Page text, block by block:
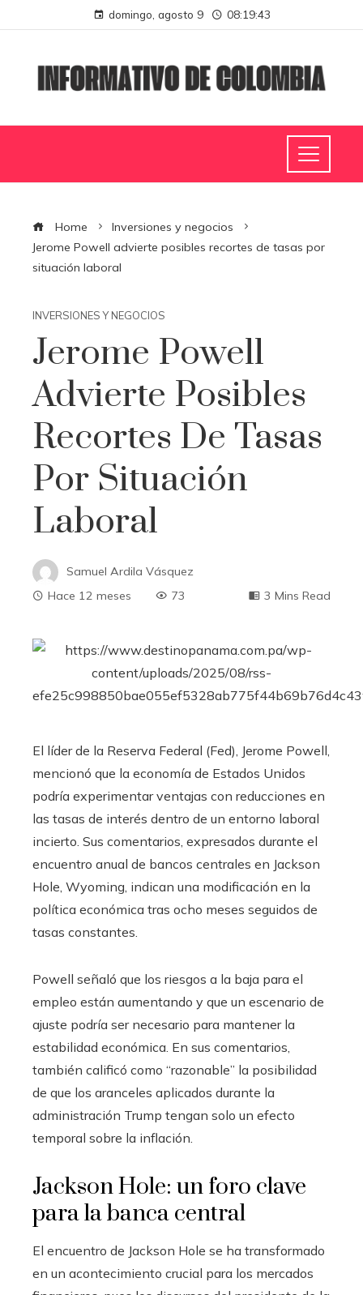
domingo, agosto 9 08:19:44
Home
Inversiones y negocios
Jerome Powell advierte posibles recortes de tasas por
situación laboral
INVERSIONES Y NEGOCIOS
Jerome Powell
Advierte Posibles
Recortes De Tasas
Por Situación
Laboral
Samuel Ardila Vásquez
Hace 12 meses
73 3 Mins Read
El líder de la Reserva Federal (Fed), Jerome Powell,
mencionó que la economía de Estados Unidos
podría experimentar ventajas con reducciones en
las tasas de interés dentro de un entorno laboral
incierto. Sus comentarios, expresados durante el
encuentro anual de bancos centrales en Jackson
Hole, Wyoming, indican una modificación en la
política económica tras ocho meses seguidos de
tasas constantes.
Powell señaló que los riesgos a la baja para el
empleo están aumentando y que un escenario de
ajuste podría ser necesario para mantener la
estabilidad económica. En sus comentarios,
también calificó como “razonable” la posibilidad
de que los aranceles aplicados durante la
administración Trump tengan solo un efecto
temporal sobre la inflación.
Jackson Hole: un foro clave
para la banca central
El encuentro de Jackson Hole se ha transformado
en un acontecimiento crucial para los mercados